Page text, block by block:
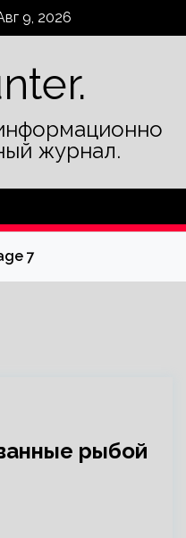
9, 2026
журнал.
7
рыбой